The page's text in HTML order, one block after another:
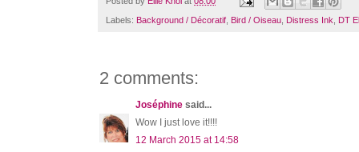
Labels: Background / Décoratif, Bird / Oiseau, Distress Ink, DT
2 comments:
Joséphine said...
Wow I just love it!!!!
12 March 2015 at 14:58